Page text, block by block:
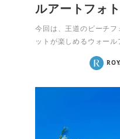
ルアートフォ
今回は、王道のビーチ
ットが楽しめるウォー